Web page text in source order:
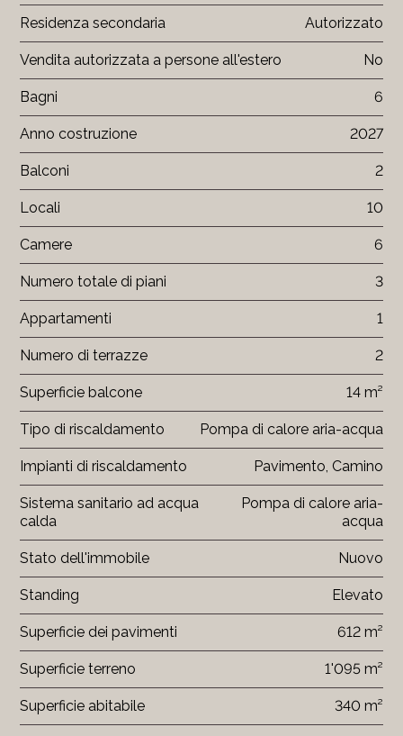
Residenza secondaria Autorizzato
Vendita autorizzata a persone all'estero No
Bagni 6
Anno costruzione 2027
Balconi 2
Locali 10
Camere 6
Numero totale di piani 3
Appartamenti 1
Numero di terrazze 2
Superficie balcone 14 m²
Tipo di riscaldamento Pompa di calore aria-acqua
Impianti di riscaldamento Pavimento, Camino
Sistema sanitario ad acqua
calda
Pompa di calore aria-
acqua
Stato dell'immobile Nuovo
Standing Elevato
Superficie dei pavimenti 612 m²
Superficie terreno 1'095 m²
Superficie abitabile 340 m²